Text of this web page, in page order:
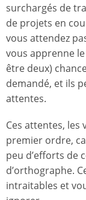
surchargés de
de projets en
vous attendez
vous apprenne
être deux)
demandé, et ils
attentes.
Ces attentes, les
premier ordre,
peu d’efforts de
d’orthographe.
intraitables et